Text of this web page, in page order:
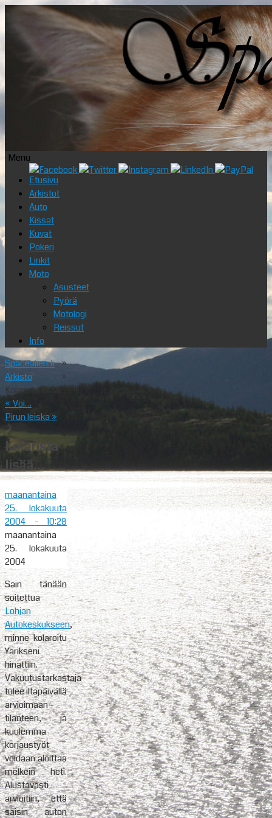
Menu
Skip
content
Etusivu
Arkistot
Auto
Kissat
Kuvat
Pokeri
Linkit
Moto
Asusteet
Pyörä
Motologi
Reissut
Info
Spacealien.fi»
Arkisto »
Kolarista lisää…
« Voi…
Pirun leiska »
Kolarista
lisää…
maanantaina
25. lokakuuta
2004
- 10:28
maanantaina
25. lokakuuta
2004
Sain tänään
soitettua
Lohjan
Autokeskukseen,
minne kolaroitu
Yarikseni
hinattiin.
Vakuutustarkastaja
tulee iltapäivällä
arvioimaan
tilanteen, ja
kuulemma
korjaustyöt
voidaan aloittaa
melkein heti.
Alustavasti
arvioitiin, että
saisin auton